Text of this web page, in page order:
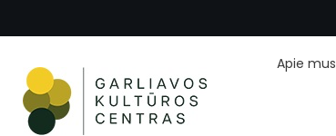
Apie mus